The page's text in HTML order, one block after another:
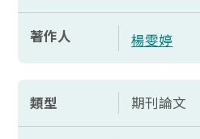
著作人 楊雯婷
類型 期刊論文